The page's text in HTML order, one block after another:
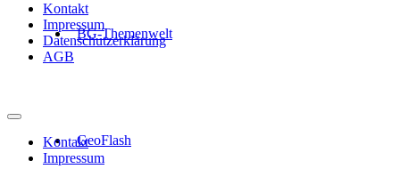
BG-Themenwelt
GeoFlash
Kontakt
Impressum
Datenschutzerklärung
AGB
Kontakt
Impressum